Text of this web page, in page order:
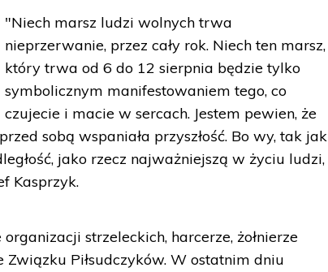
"Niech marsz ludzi wolnych trwa
nieprzerwanie, przez cały rok. Niech ten marsz,
który trwa od 6 do 12 sierpnia będzie tylko
symbolicznym manifestowaniem tego, co
czujecie i macie w sercach. Jestem pewien, że
sobą wspaniała przyszłość. Bo wy, tak jak
jako rzecz najważniejszą w życiu ludzi,
Kasprzyk.
strzeleckich, harcerze, żołnierze
Związku Piłsudczyków. W ostatnim dniu